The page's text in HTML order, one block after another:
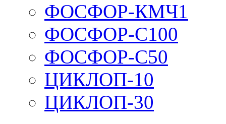
ФОСФОР-КМЧ1
ФОСФОР-С100
ФОСФОР-С50
ЦИКЛОП-10
ЦИКЛОП-30